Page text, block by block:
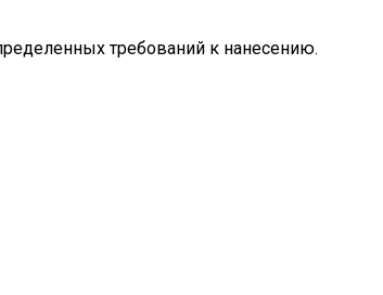
требований к нанесению.